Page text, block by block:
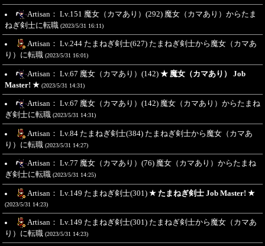
Artisan： Lv.151 魔女（カマあり）(292) 魔女（カマあり）からたま
ねぎ剣士に転職 (2023/5/31 16:11)
Artisan： Lv.244 たまねぎ剣士(627) たまねぎ剣士から魔女（カマあ
り）に転職 (2023/5/31 16:01)
Artisan： Lv.67 魔女（カマあり）(142) ★ 魔女（カマあり） Job
Master! ★ (2023/5/31 14:31)
Artisan： Lv.67 魔女（カマあり）(142) 魔女（カマあり）からたまね
ぎ剣士に転職 (2023/5/31 14:31)
Artisan： Lv.84 たまねぎ剣士(384) たまねぎ剣士から魔女（カマあ
り）に転職 (2023/5/31 14:27)
Artisan： Lv.77 魔女（カマあり）(76) 魔女（カマあり）からたまね
ぎ剣士に転職 (2023/5/31 14:25)
Artisan： Lv.149 たまねぎ剣士(301) ★ たまねぎ剣士 Job Master! ★
(2023/5/31 14:23)
Artisan： Lv.149 たまねぎ剣士(301) たまねぎ剣士から魔女（カマあ
り）に転職 (2023/5/31 14:23)